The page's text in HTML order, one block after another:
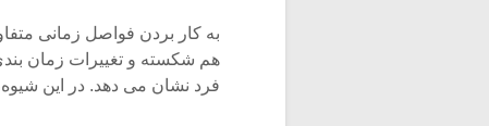
به کار بردن فواصل زمانی
هم شکسته و تغییرات زمان
فرد نشان می دهد. در این